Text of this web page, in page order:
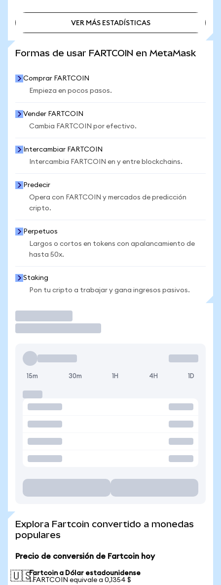
VER MÁS ESTADÍSTICAS
Formas de usar FARTCOIN en MetaMask
Comprar FARTCOIN
Empieza en pocos pasos.
Vender FARTCOIN
Cambia FARTCOIN por efectivo.
Intercambiar FARTCOIN
Intercambia FARTCOIN en y entre blockchains.
Predecir
Opera con FARTCOIN y mercados de predicción
cripto.
Perpetuos
Largos o cortos en tokens con apalancamiento de
hasta 50x.
Staking
Pon tu cripto a trabajar y gana ingresos pasivos.
15m 30m 1H 4H 1D
Explora Fartcoin convertido a monedas
populares
Precio de conversión de Fartcoin hoy
🇺🇸Fartcoin a Dólar estadounidense
1 FARTCOIN equivale a 0,1354 $